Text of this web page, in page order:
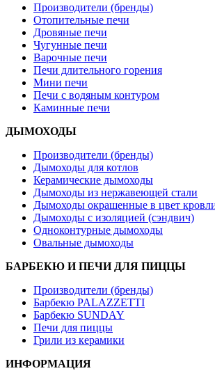
Производители (бренды)
Отопительные печи
Дровяные печи
Чугунные печи
Варочные печи
Печи длительного горения
Мини печи
Печи с водяным контуром
Каминные печи
ДЫМОХОДЫ
Производители (бренды)
Дымоходы для котлов
Керамические дымоходы
Дымоходы из нержавеющей стали
Дымоходы окрашенные в цвет
Дымоходы с изоляцией (сэндвич)
Одноконтурные дымоходы
Овальные дымоходы
БАРБЕКЮ И ПЕЧИ ДЛЯ ПИЦЦЫ
Производители (бренды)
Барбекю PALAZZETTI
Барбекю SUNDAY
Печи для пиццы
Грили из керамики
ИНФОРМАЦИЯ